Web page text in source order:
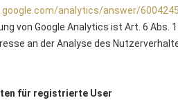
analytics/answer/
von Google Analytics ist Art. 6 Abs.
an der Analyse des
für registrierte User